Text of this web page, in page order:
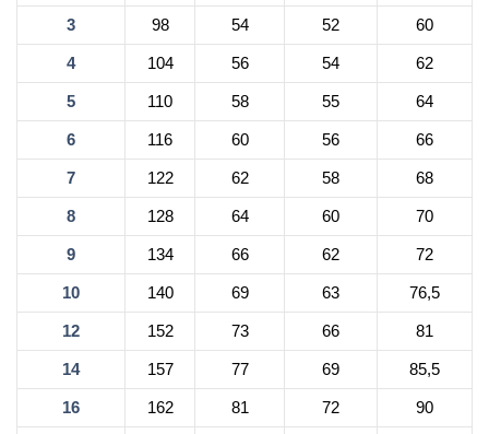
3 98 54 52 60
4 104 56 54 62
5 110 58 55 64
6 116 60 56 66
7 122 62 58 68
8 128 64 60 70
9 134 66 62 72
10 140 69 63 76,5
12 152 73 66 81
14 157 77 69 85,5
16 162 81 72 90